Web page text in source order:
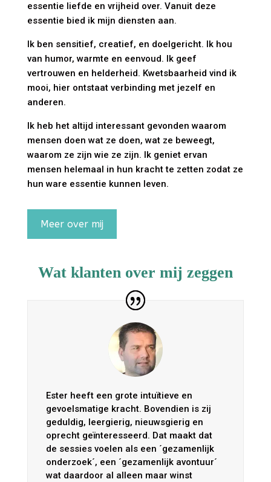
essentie liefde en vrijheid over. Vanuit deze
essentie bied ik mijn diensten aan.
Ik ben sensitief, creatief, en doelgericht. Ik hou
van humor, warmte en eenvoud. Ik geef
vertrouwen en helderheid. Kwetsbaarheid vind ik
mooi, hier ontstaat verbinding met jezelf en
anderen.
Ik heb het altijd interessant gevonden waarom
mensen doen wat ze doen, wat ze beweegt,
waarom ze zijn wie ze zijn. Ik geniet ervan
mensen helemaal in hun kracht te zetten zodat ze
hun ware essentie kunnen leven.
Meer over mij
Wat klanten over mij zeggen
Ester heeft een grote intuïtieve en
gevoelsmatige kracht. Bovendien is zij
geduldig, leergierig, nieuwsgierig en
oprecht geïnteresseerd. Dat maakt dat
de sessies voelen als een ´gezamenlijk
onderzoek´, een ´gezamenlijk avontuur´
wat daardoor al alleen maar winst